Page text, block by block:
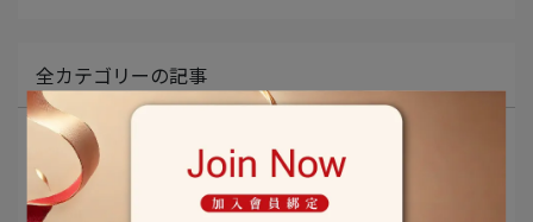
全カテゴリーの記事
321分享
好眠分享